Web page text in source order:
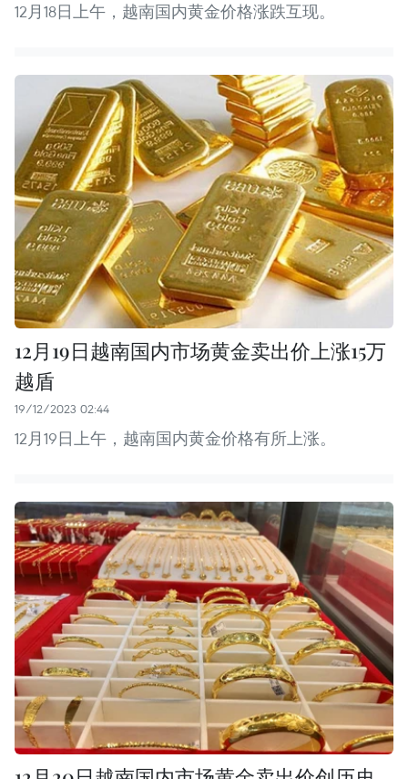
12月18日上午，越南国内黄金价格涨跌互现。
12月19日越南国内市场黄金卖出价上涨15万
越盾
19/12/2023 02:44
12月19日上午，越南国内黄金价格有所上涨。